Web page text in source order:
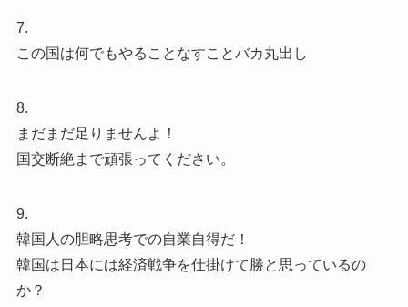
7.
この国は何でもやることなすことバカ丸出し
8.
まだまだ足りませんよ！
国交断絶まで頑張ってください。
9.
韓国人の胆略思考での自業自得だ！
韓国は日本には経済戦争を仕掛けて勝と思っているの
か？